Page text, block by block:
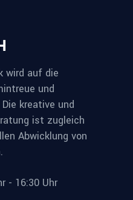
wird auf die
und
kreative und
ist zugleich
Abwicklung von
- 16:30 Uhr